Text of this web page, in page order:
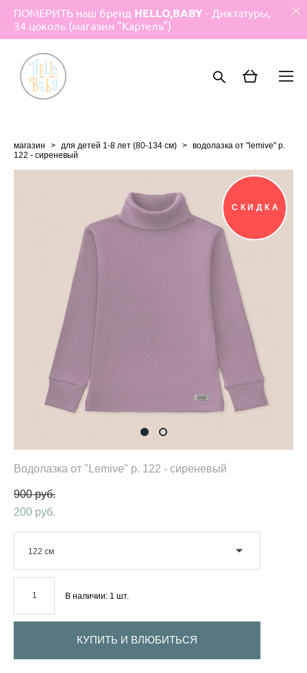
ПОМЕРИТЬ наш бренд HELLO,BABY - Диктатуры,
34 цоколь (магазин "Картель")
магазин > для детей 1-8 лет (80-134 см) > водолазка от "lemive" р.
122 - сиреневый
СКИДКА
Водолазка от "Lemive" р. 122 - сиреневый
900 pуб.
200 pуб.
122 см
В наличии: 1 шт.
КУПИТЬ И ВЛЮБИТЬСЯ